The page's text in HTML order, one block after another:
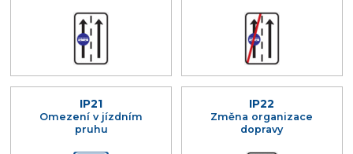
IP21
Omezení v jízdním
pruhu
IP22
Změna organizace
dopravy